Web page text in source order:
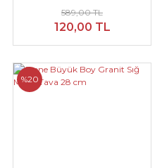
589,00 TL
120,00 TL
%20